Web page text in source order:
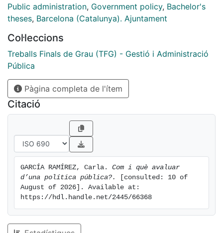
per aquests mateixos i no només pels que l’han
gestionat. Permetent un control ciutadà es beneficia la
millora la gestió dins l’Administració.
La idea d’aquest treball és estudiar la forma d’avaluar
el disseny i els resultats d’una política en concret
gestionada per l’Ajuntament de Barcelona i veure les
dificultats que presenta avaluació el disseny i elaborar
el marc teòric de l’avaluació de resultats.
Public administration, Government policy, Bachelor's
theses, Barcelona (Catalunya). Ajuntament
Col·leccions
Treballs Finals de Grau (TFG) - Gestió i Administració
Pública
Pàgina completa de l'ítem
Citació
GARCÍA RAMÍREZ, Carla. Com i què avaluar
d’una política pública?.
[consulted: 10 of
August of 2026]. Available at:
https://hdl.handle.net/2445/66368